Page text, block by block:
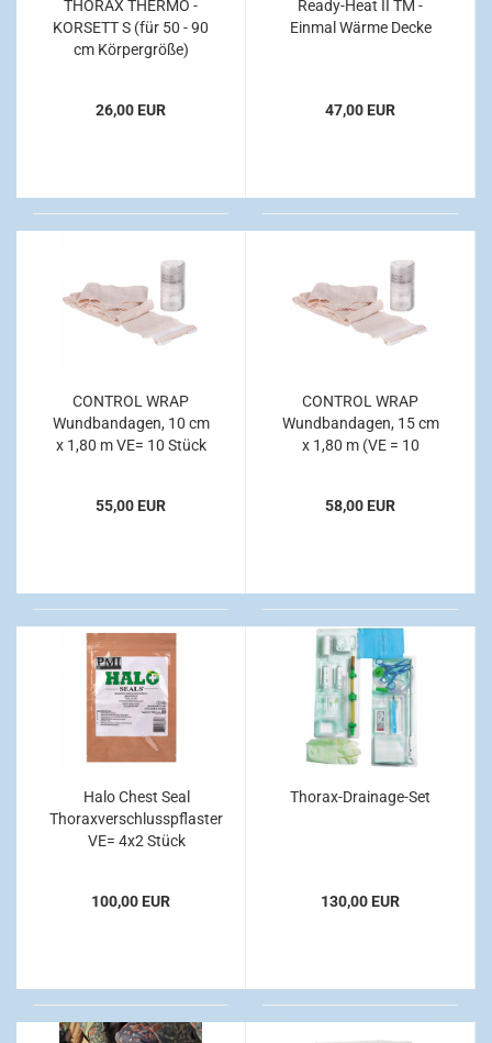
THORAX THERMO -
KORSETT S (für 50 - 90
cm Körpergröße)
26,00 EUR
Ready-Heat II TM -
Einmal Wärme Decke
47,00 EUR
CONTROL WRAP
Wundbandagen, 10 cm
x 1,80 m VE= 10 Stück
55,00 EUR
CONTROL WRAP
Wundbandagen, 15 cm
x 1,80 m (VE = 10
58,00 EUR
Halo Chest Seal
Thoraxverschlusspflaster
VE= 4x2 Stück
100,00 EUR
Thorax-Drainage-Set
130,00 EUR